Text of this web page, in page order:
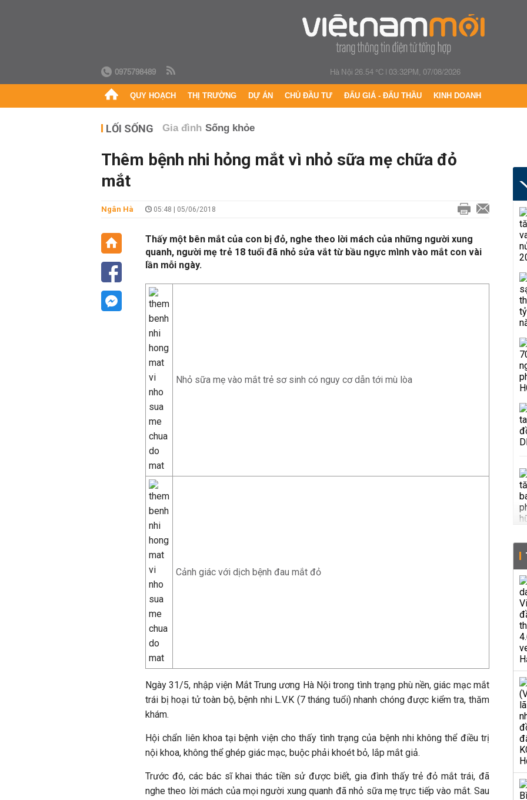
0975798489 Hà Nội 26.54 °C|03:32PM, 07/08/2026
QUY HOẠCH THỊ TRƯỜNG DỰ ÁN CHỦ ĐẦU TƯ ĐẤU GIÁ - ĐẤU THẦU KINH DOANH
LỐI SỐNG Gia đình Sống khỏe
Thêm bệnh nhi hỏng mắt vì nhỏ sữa mẹ chữa đỏ
mắt
Ngân Hà 05:48 | 05/06/2018
Thấy một bên mắt của con bị đỏ, nghe theo lời mách của những người xung
quanh, người mẹ trẻ 18 tuổi đã nhỏ sửa vắt từ bầu ngực mình vào mắt con vài
lần mỗi ngày.
Nhỏ sữa mẹ vào mắt trẻ sơ sinh có nguy cơ dẫn tới mù lòa
Cảnh giác với dịch bệnh đau mắt đỏ
Ngày 31/5, nhập viện Mắt Trung ương Hà Nội trong tình trạng phù nền, giác mạc mắt
trái bị hoại tử toàn bộ, bệnh nhi L.V.K (7 tháng tuổi) nhanh chóng được kiểm tra, thăm
khám.
Hội chẩn liên khoa tại bệnh viện cho thấy tình trạng của bệnh nhi không thể điều trị
nội khoa, không thể ghép giác mạc, buộc phải khoét bỏ, lắp mắt giả.
Trước đó, các bác sĩ khai thác tiền sử được biết, gia đình thấy trẻ đỏ mắt trái, đã
nghe theo lời mách của mọi người xung quanh đã nhỏ sữa mẹ trực tiếp vào mắt. Sau